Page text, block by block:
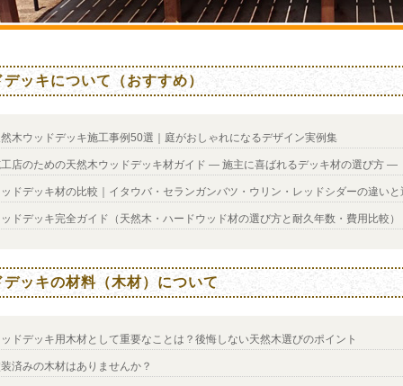
ッキについて（おすすめ）
木ウッドデッキ施工事例50選｜庭がおしゃれになるデザイン実例集
店のための天然木ウッドデッキ材ガイド ― 施主に喜ばれるデッキ材の選び方 ―
ドデッキ材の比較｜イタウバ・セランガンバツ・ウリン・レッドシダーの違いと
ドデッキ完全ガイド（天然木・ハードウッド材の選び方と耐久年数・費用比較）
デッキの材料（木材）について
ドデッキ用木材として重要なことは？後悔しない天然木選びのポイント
済みの木材はありませんか？